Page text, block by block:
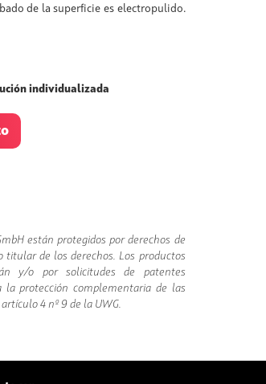
de la superficie es electropulido.
individualizada
están protegidos por derechos de
de los derechos. Los productos
y/o por solicitudes de patentes
la protección complementaria de las
4 nº 9 de la UWG.